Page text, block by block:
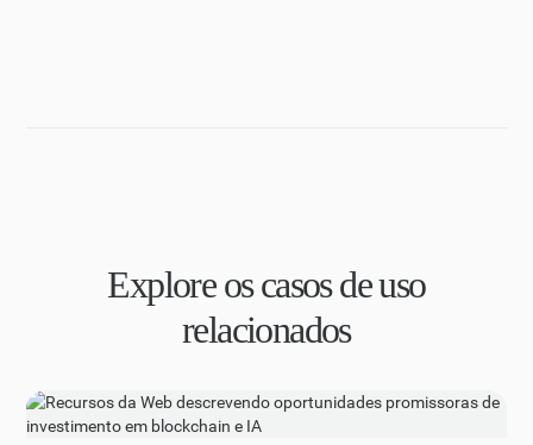
Explore os casos de uso
relacionados